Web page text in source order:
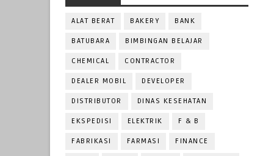
ALAT BERAT BAKERY BANK
BATUBARA BIMBINGAN BELAJAR
CHEMICAL CONTRACTOR
DEALER MOBIL DEVELOPER
DISTRIBUTOR DINAS KESEHATAN
EKSPEDISI ELEKTRIK F & B
FABRIKASI FARMASI FINANCE